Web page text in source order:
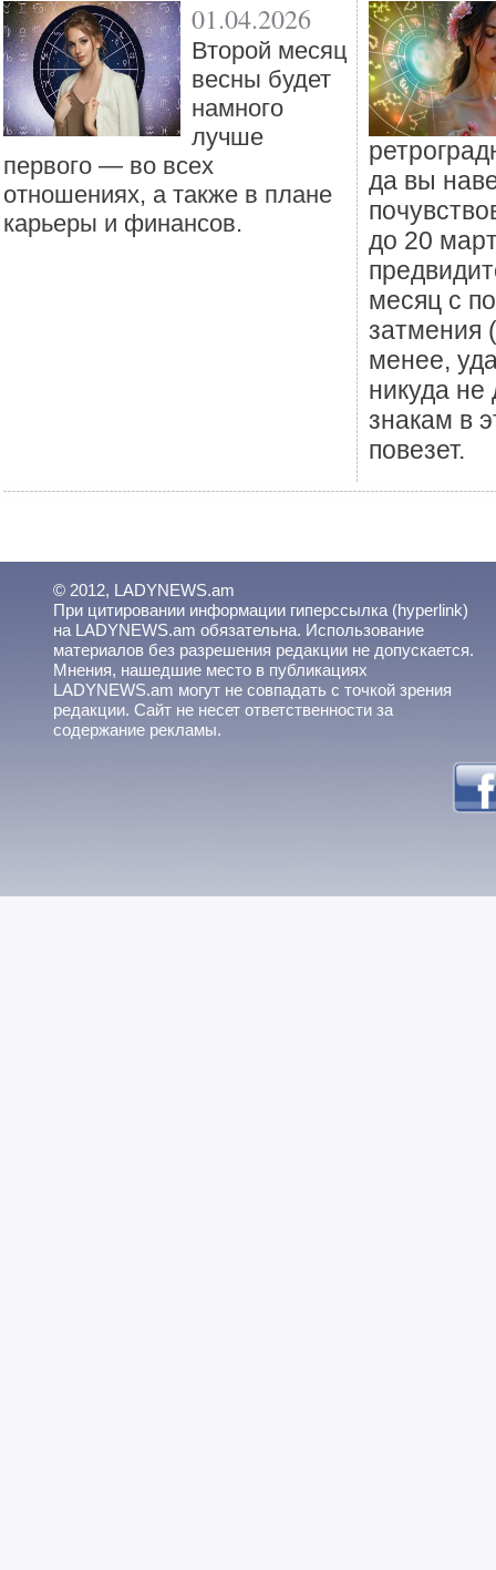
01.04.2026
Второй месяц
весны будет
намного
лучше
первого — во всех
отношениях, а также в плане
карьеры и финансов.
да вы
до 20
месяц с
затмения
менее,
никуда не
знакам в
повезет.
© 2012, LADYNEWS.am
При цитировании информации гиперссылка (hyperlink)
на LADYNEWS.am обязательна. Использование
материалов без разрешения редакции не допускается.
Мнения, нашедшие место в публикациях
LADYNEWS.am могут не совпадать с точкой зрения
редакции. Сайт не несет ответственности за
содержание рекламы.